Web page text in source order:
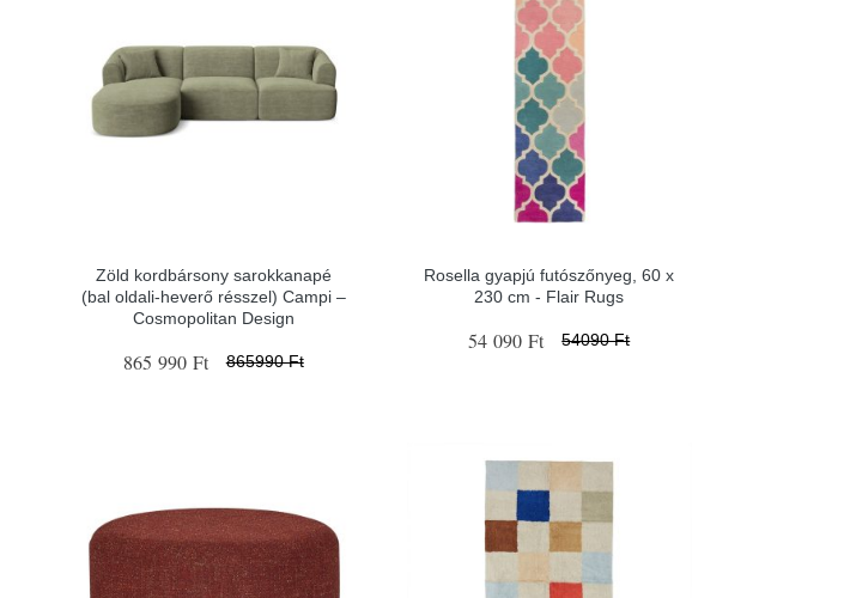
Zöld kordbársony sarokkanapé
(bal oldali-heverő résszel) Campi –
Cosmopolitan Design
865 990 Ft 865990 Ft
Rosella gyapjú futószőnyeg, 60 x
230 cm - Flair Rugs
54 090 Ft 54090 Ft